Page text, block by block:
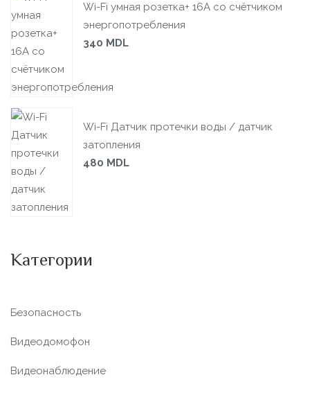
Wi-Fi умная розетка+ 16А со счётчиком
энергопотребления
340 MDL
Wi-Fi Датчик протечки воды / датчик
затопления
480 MDL
Категории
Безопасность
Видеодомофон
Видеонаблюдение